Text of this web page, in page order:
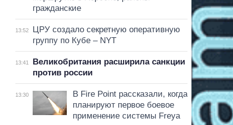
гражданские
13:52
ЦРУ создало секретную оперативную
группу по Кубе – NYT
13:41
Великобритания расширила санкции
против россии
13:30
В Fire Point рассказали, когда
планируют первое боевое
применение системы Freya